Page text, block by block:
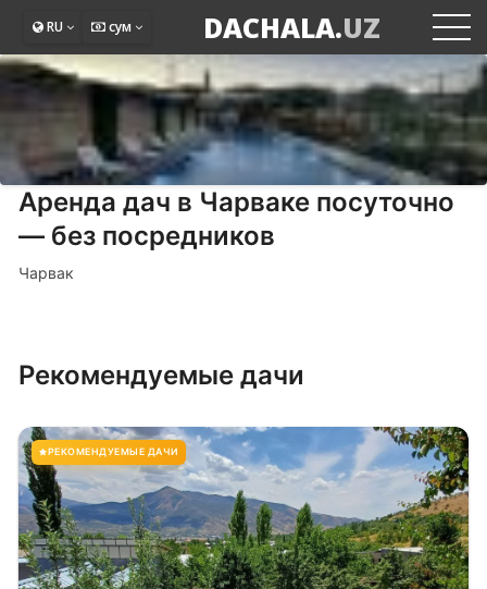
DACHALA.UZ
RU сум
Аренда дач в Чарваке посуточно
— без посредников
Чарвак
Рекомендуемые дачи
РЕКОМЕНДУЕМЫЕ ДАЧИ